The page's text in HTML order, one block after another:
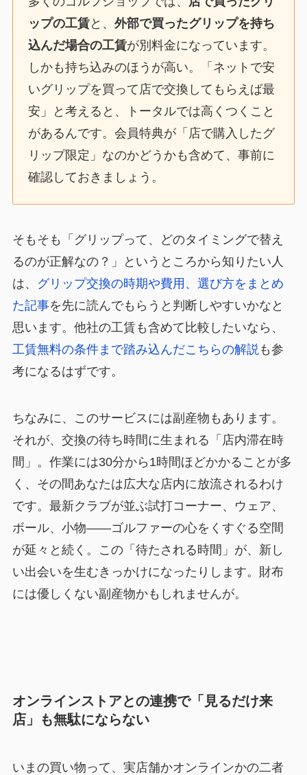
ップの工賃と、外部で買ったグリップを持ち
込んだ場合の工賃が別料金になっています。
しかも持ち込みのほうが高い。「ネットで安
いグリップを買って店で交換してもらえば最
安」と考えると、トータルでは高くつくこと
があるんです。会員特典が「店で購入したグ
リップ限定」なのかどうかも含めて、事前に
確認しておきましょう。
そもそも「グリップって、どのタイミングで替え
るのが正解なの？」というところから知りたい人
は、
グリップ交換の時期や費用、選び方をまとめ
た記事を先に読んでもらうと判断しやすいかなと
思います。他社の工賃も含めて比較したいなら、
工賃無料の条件まで踏み込んだこちらの解説も参
考になるはずです。
ちなみに、このサービスには副産物もあります。
それが、交換の待ち時間に生まれる「店内滞在時
間」。作業には30分から1時間ほどかかることが多
く、その間あなたは広大な店内に放流されるわけ
です。最新クラブが並ぶ試打コーナー、ウェア、
ボール、小物——ゴルファーの心をくすぐる空間
が延々と続く。この「待たされる時間」が、新し
い出会いを生むきっかけになったりします。財布
には優しくない副産物かもしれませんが。
オンラインストアとの連携で「見るだけ来
店」も無駄にならない
いまの買い物って、実店舗かオンラインかの二者